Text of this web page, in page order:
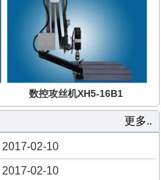
数控攻丝机XH5-16B1
更多..
2017-02-10
2017-02-10